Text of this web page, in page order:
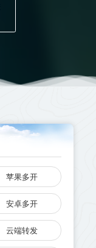
苹果多开
安卓多开
云端转发